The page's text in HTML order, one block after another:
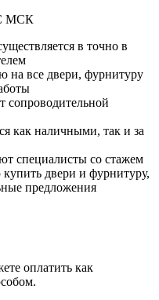
МСК
в точно в
на все двери, фурнитуру
сопроводительной
как наличными, так и за
специалисты со стажем
двери и фурнитуру,
предложения
оплатить как